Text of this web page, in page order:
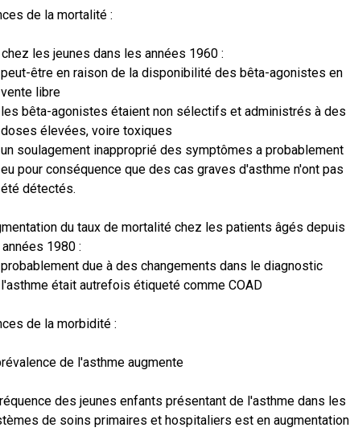
de la mortalité :
les jeunes dans les années 1960 :
peut-être en raison de la disponibilité des bêta-agonistes en
vente libre
les bêta-agonistes étaient non sélectifs et administrés à des
doses élevées, voire toxiques
un soulagement inapproprié des symptômes a probablement
eu pour conséquence que des cas graves d'asthme n'ont pas
été détectés.
du taux de mortalité chez les patients âgés depuis
1980 :
probablement due à des changements dans le diagnostic
l'asthme était autrefois étiqueté comme COAD
de la morbidité :
de l'asthme augmente
des jeunes enfants présentant de l'asthme dans les
de soins primaires et hospitaliers est en augmentation